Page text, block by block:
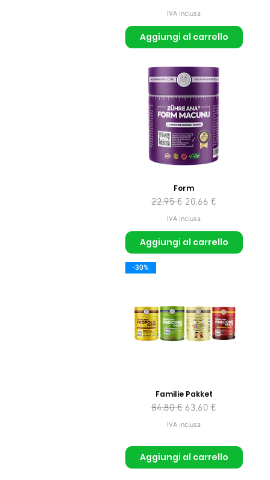
IVA inclusa
Aggiungi al carrello
Form
Prezzo regolare
22,95 € Prezzo scontato
20,66 €
IVA inclusa
Aggiungi al carrello
-30%
Familie Pakket
Prezzo regolare
84,80 € Prezzo scontato
63,60 €
IVA inclusa
Aggiungi al carrello